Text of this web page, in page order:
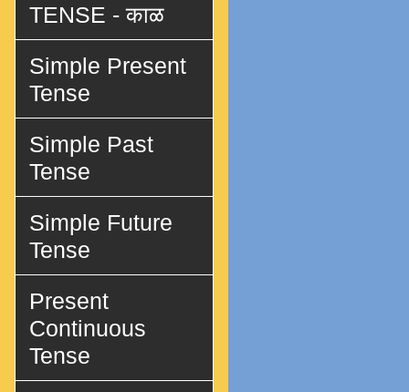
TENSE - काळ
Simple Present
Tense
Simple Past
Tense
Simple Future
Tense
Present
Continuous
Tense